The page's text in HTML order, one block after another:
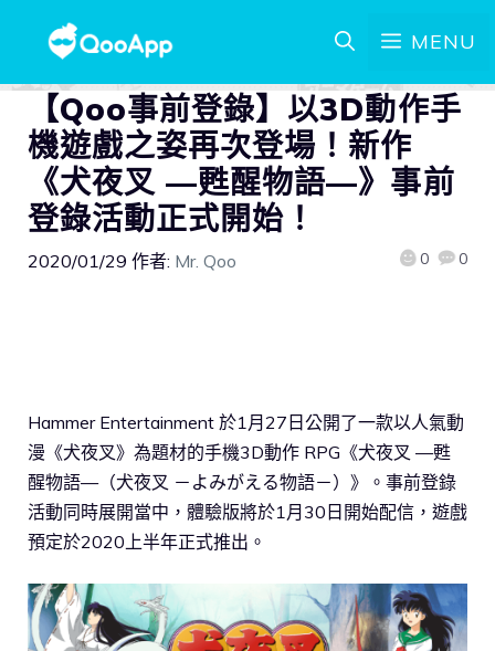
MENU
【Qoo事前登錄】以3D動作手
機遊戲之姿再次登場！新作
《犬夜叉 —甦醒物語—》事前
登錄活動正式開始！
2020/01/29 作者: Mr. Qoo 0 0
Hammer Entertainment 於1月27日公開了一款以人氣動
漫《犬夜叉》為題材的手機3D動作 RPG《犬夜叉 —甦
醒物語—（犬夜叉 －よみがえる物語－）》。事前登錄
活動同時展開當中，體驗版將於1月30日開始配信，遊戲
預定於2020上半年正式推出。